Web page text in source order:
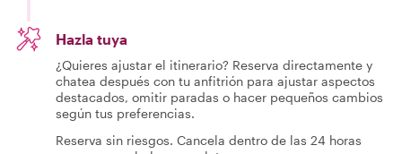
Hazla tuya
¿Quieres ajustar el itinerario? Reserva directamente y
chatea después con tu anfitrión para ajustar aspectos
destacados, omitir paradas o hacer pequeños cambios
según tus preferencias.
Reserva sin riesgos. Cancela dentro de las 24 horas